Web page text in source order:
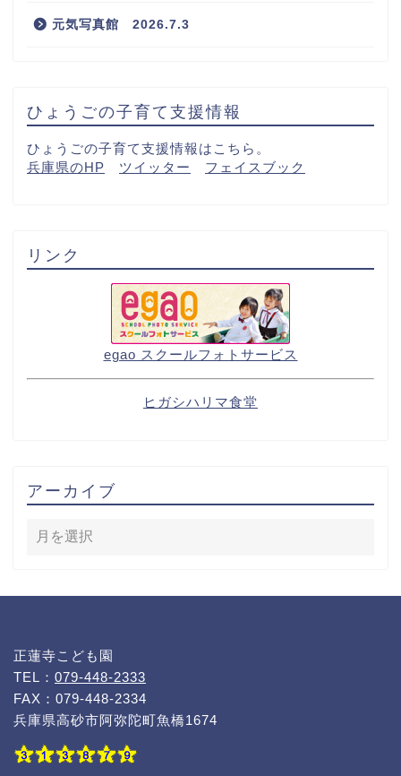
元気写真館 2026.7.3
ひょうごの子育て支援情報
ひょうごの子育て支援情報はこちら。
兵庫県のHP
ツイッター フェイスブック
リンク
egao スクールフォトサービス
ヒガシハリマ食堂
アーカイブ
正蓮寺こども園
TEL： 079-448-2333
FAX：079-448-2334
兵庫県高砂市阿弥陀町魚橋1674